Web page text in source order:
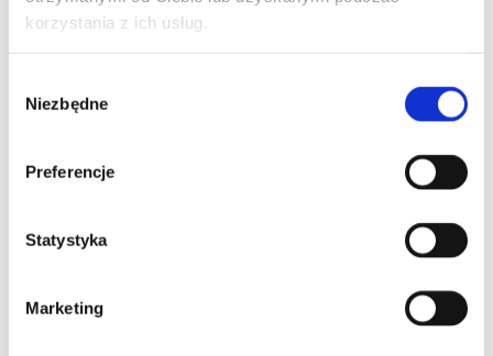
korzystania z ich usług.
zgody
Niezbędne
Preferencje
Statystyka
Marketing